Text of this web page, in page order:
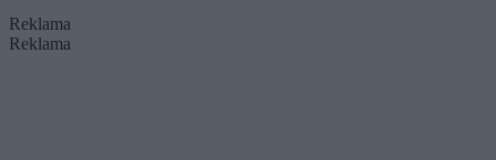
Reklama
Reklama